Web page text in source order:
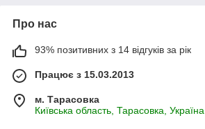
Про нас
93% позитивних з 14 відгуків за рік
Працює з 15.03.2013
м. Тарасовка
Київська область, Тарасовка, Україна